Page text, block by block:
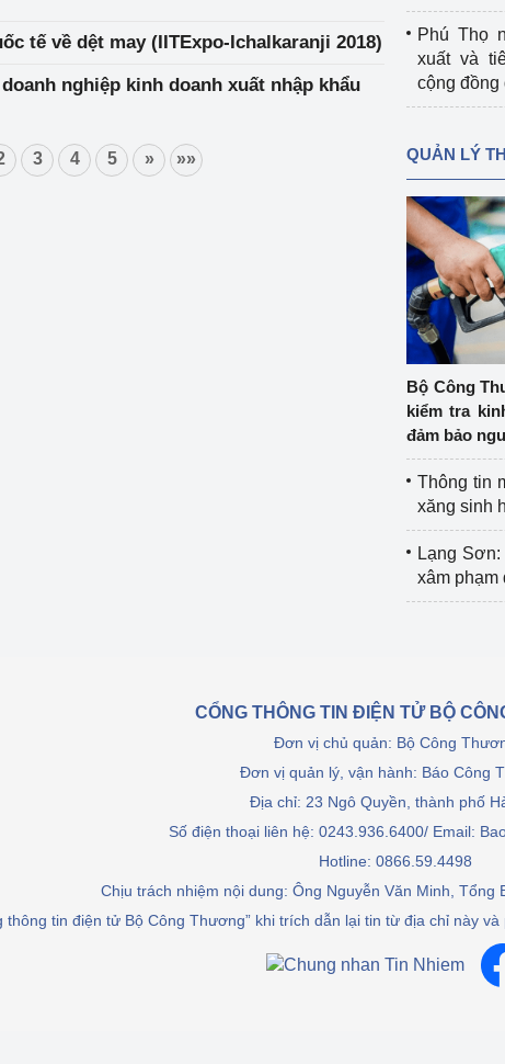
tế về dệt may (IITExpo-Ichalkaranji 2018)
nghiệp kinh doanh xuất nhập khẩu
3 4 5 » »»
Phú Thọ
xuất và
cộng đồng
QUẢN LÝ
Bộ Công
kiểm tra
đảm bảo
Thông tin
xăng sinh
Lạng
xâm phạm
CỔNG THÔNG TIN ĐIỆN TỬ BỘ
Đơn vị chủ quản: Bộ Công
Đơn vị quản lý, vận hành: Báo Công
Địa chỉ: 23 Ngô Quyền, thành phố
Số điện thoại liên hệ: 0243.936.6400/ Email:
Hotline: 0866.59.4498
Chịu trách nhiệm nội dung: Ông Nguyễn Văn Minh, Tổng
thông tin điện tử Bộ Công Thương” khi trích dẫn lại tin từ địa chỉ này